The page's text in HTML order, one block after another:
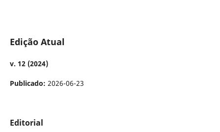
Edição Atual
v. 12 (2024)
Publicado: 2026-06-23
Editorial